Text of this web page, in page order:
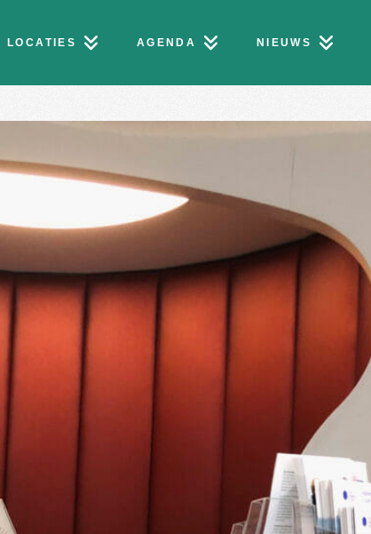
LOCATIES AGENDA NIEUWS